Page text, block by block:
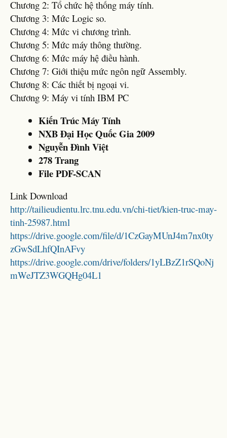
Chương 2: Tổ chức hệ thống máy tính.
Chương 3: Mức Logic so.
Chương 4: Mức vi chương trình.
Chương 5: Mức máy thông thường.
Chương 6: Mức máy hệ điều hành.
Chương 7: Giới thiệu mức ngôn ngữ Assembly.
Chương 8: Các thiết bị ngoại vi.
Chương 9: Máy vi tính IBM PC
Kiến Trúc Máy Tính
NXB Đại Học Quốc Gia 2009
Nguyễn Đình Việt
278 Trang
File PDF-SCAN
Link Download
http://tailieudientu.lrc.tnu.edu.vn/chi-tiet/kien-truc-may-
tinh-25987.html
https://drive.google.com/file/d/1CzGayMUnJ4m7nx0ty
zGwSdLhfQInAFvy
https://drive.google.com/drive/folders/1yLBzZ1rSQoNj
mWeJTZ3WGQHg04L1